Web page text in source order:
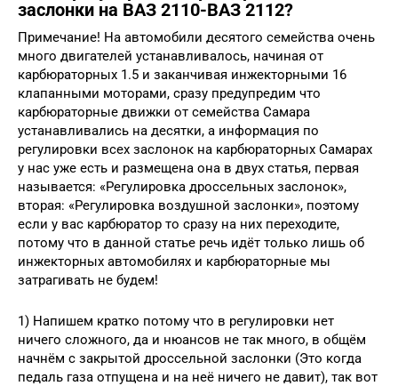
заслонки на ВАЗ 2110-ВАЗ 2112?
Примечание! На автомобили десятого семейства очень
много двигателей устанавливалось, начиная от
карбюраторных 1.5 и заканчивая инжекторными 16
клапанными моторами, сразу предупредим что
карбюраторные движки от семейства Самара
устанавливались на десятки, а информация по
регулировки всех заслонок на карбюраторных Самарах
у нас уже есть и размещена она в двух статья, первая
называется: «Регулировка дроссельных заслонок»,
вторая: «Регулировка воздушной заслонки», поэтому
если у вас карбюратор то сразу на них переходите,
потому что в данной статье речь идёт только лишь об
инжекторных автомобилях и карбюраторные мы
затрагивать не будем!
1) Напишем кратко потому что в регулировки нет
ничего сложного, да и нюансов не так много, в общём
начнём с закрытой дроссельной заслонки (Это когда
педаль газа отпущена и на неё ничего не давит), так вот